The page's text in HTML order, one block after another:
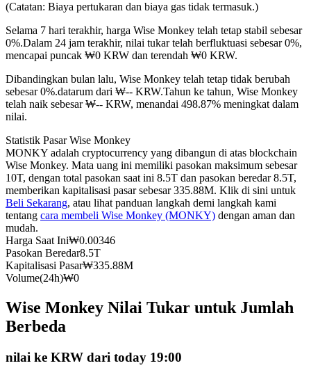
USDC Berjangka
Kontrak berjangka menggunakan USDC sebagai jaminannya
Copy Trading
Bergabunglah dengan pedagang top
(Catatan: Biaya pertukaran dan biaya gas tidak termasuk.)
Selama 7 hari terakhir, harga Wise Monkey telah tetap stabil sebesar
0%.Dalam 24 jam terakhir, nilai tukar telah berfluktuasi sebesar 0%,
mencapai puncak ₩0 KRW dan terendah ₩0 KRW.
Dibandingkan bulan lalu, Wise Monkey telah tetap tidak berubah
sebesar 0%.datarum dari ₩-- KRW.Tahun ke tahun, Wise Monkey
telah naik sebesar ₩-- KRW, menandai 498.87% meningkat dalam
nilai.
Statistik Pasar Wise Monkey
MONKY adalah cryptocurrency yang dibangun di atas blockchain
Wise Monkey. Mata uang ini memiliki pasokan maksimum sebesar
10T, dengan total pasokan saat ini 8.5T dan pasokan beredar 8.5T,
memberikan kapitalisasi pasar sebesar 335.88M. Klik di sini untuk
Beli Sekarang, atau lihat panduan langkah demi langkah kami
tentang cara membeli Wise Monkey (MONKY) dengan aman dan
mudah.
Harga Saat Ini₩0.00346
Pasokan Beredar8.5T
Kapitalisasi Pasar₩335.88M
Volume(24h)₩0
Wise Monkey Nilai Tukar untuk Jumlah
Berbeda
nilai ke KRW dari today 19:00